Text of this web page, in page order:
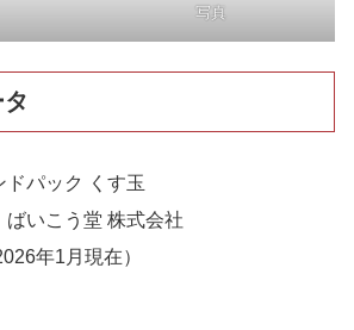
写真
パック くす玉
ばいこう堂 株式会社
年1月現在）